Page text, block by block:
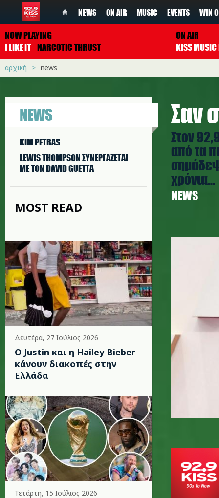
NEWS ON AIR MUSIC EVENTS WIN
NOW PLAYING
I LIKE IT NARCOTIC THRUST
ON AIR
αρχική news
NEWS
KIM PETRAS
LEWIS THOMPSON ΣΥΝΕΡΓAΖΕΤΑΙ
ΜΕ ΤΟΝ DAVID GUETTA
MOST READ
Δευτέρα, 27 Ιούλιος 2026
Ο Justin και η Hailey Bieber
κάνουν διακοπές στην
Ελλάδα
Τετάρτη, 15 Ιούλιος 2026
Σαν
Στον
από τα
χρόνια...
NEWS
billie-